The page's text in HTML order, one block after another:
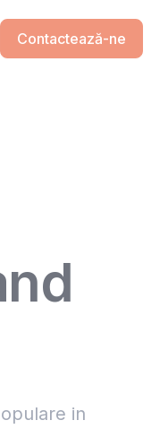
Contactează-ne
in